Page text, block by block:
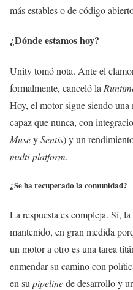
más estables o de código
¿Dónde estamos hoy?
Unity tomó nota. Ante el
formalmente, canceló la
Hoy, el motor sigue siendo
capaz que nunca, con
MuseySentis) y un
multi-platform.
¿Se ha recuperado la comunidad?
La respuesta es compleja. Sí,
mantenido, en gran medida
un motor a otro es una tarea
enmendar su camino con
en su pipelinede desarrollo y